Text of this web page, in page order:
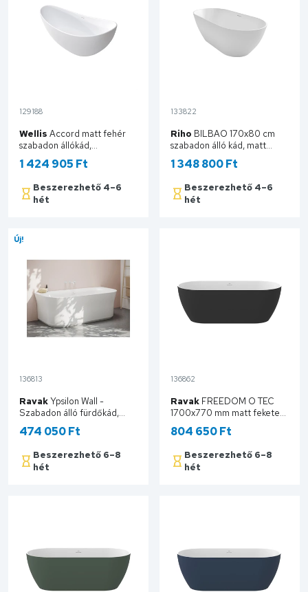
129188
Wellis Accord matt fehér
szabadon állókád,
190x77,5x95 WK00184
1 424 905 Ft
Beszerezhető 4–6
hét
133822
Riho BILBAO 170x80 cm
szabadon álló kád, matt
fehér B118001105
1 348 800 Ft
Beszerezhető 4–6
hét
Új!
136813
RavakYpsilon Wall -
Szabadon álló fürdőkád,
1780x860 mm, fehér
XC00100028
474 050 Ft
Beszerezhető 6–8
hét
136862
Ravak FREEDOM O TEC
1700x770 mm matt fekete
szabadonálló akrilkád, króm
lefolyóval CD51700000
804 650 Ft
Beszerezhető 6–8
hét